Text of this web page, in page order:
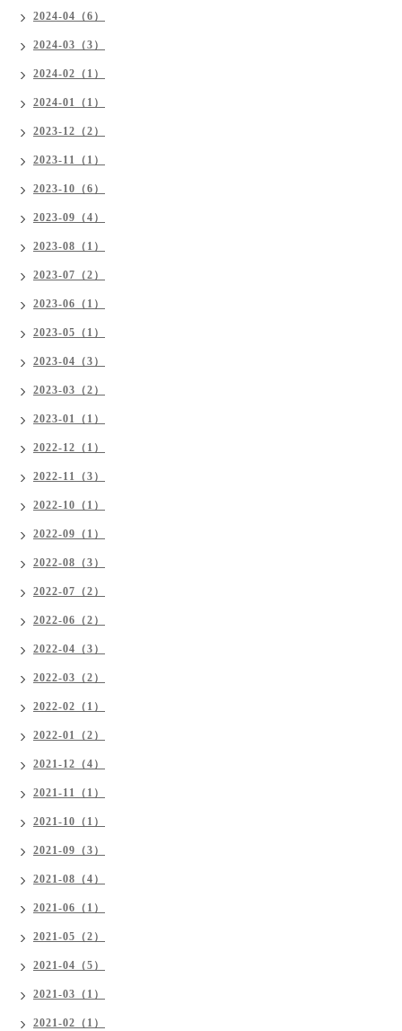
2024-04（6）
2024-03（3）
2024-02（1）
2024-01（1）
2023-12（2）
2023-11（1）
2023-10（6）
2023-09（4）
2023-08（1）
2023-07（2）
2023-06（1）
2023-05（1）
2023-04（3）
2023-03（2）
2023-01（1）
2022-12（1）
2022-11（3）
2022-10（1）
2022-09（1）
2022-08（3）
2022-07（2）
2022-06（2）
2022-04（3）
2022-03（2）
2022-02（1）
2022-01（2）
2021-12（4）
2021-11（1）
2021-10（1）
2021-09（3）
2021-08（4）
2021-06（1）
2021-05（2）
2021-04（5）
2021-03（1）
2021-02（1）